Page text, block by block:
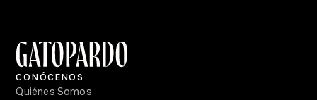
CONÓCENOS
Quiénes Somos